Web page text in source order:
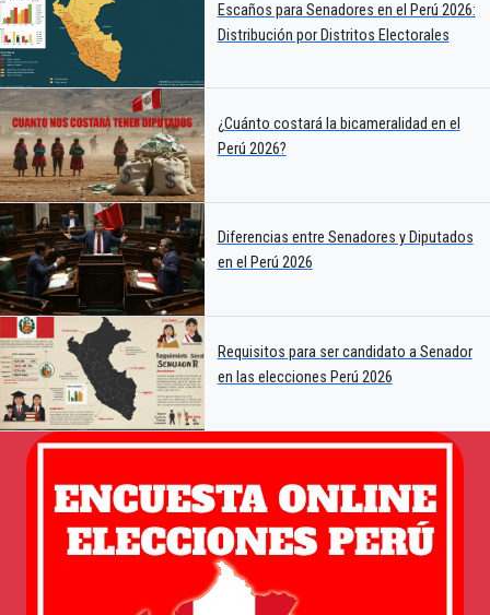
Escaños para Senadores en el Perú 2026:
Distribución por Distritos Electorales
¿Cuánto costará la bicameralidad en el
Perú 2026?
Diferencias entre Senadores y Diputados
en el Perú 2026
Requisitos para ser candidato a Senador
en las elecciones Perú 2026